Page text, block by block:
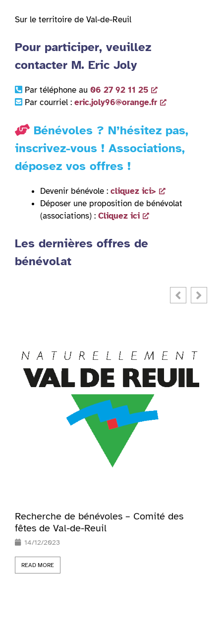
Sur le territoire de Val-de-Reuil
Pour participer, veuillez
contacter M. Eric Joly
Par téléphone au 06 27 92 11 25
Par courriel : eric.joly96@orange.fr
Bénévoles ? N’hésitez pas,
inscrivez-vous ! Associations,
déposez vos offres !
Devenir bénévole : cliquez ici>
Déposer une proposition de bénévolat
(associations) : Cliquez ici
Les dernières offres de
bénévolat
Recherche de bénévoles – Comité des
fêtes de Val-de-Reuil
14/12/2023
READ MORE